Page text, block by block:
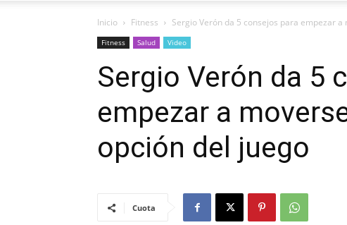
Inicio Fitness Sergio Verón da 5 consejos para empezar a
Fitness Salud Video
Sergio Verón da 5
empezar a
opción del juego
Cuota